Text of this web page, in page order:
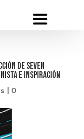
DE SEVEN
E INSPIRACIÓN
0